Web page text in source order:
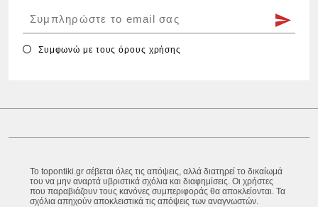
Συμφωνώ με τουςόρους χρήσης
Το topontiki.gr σέβεται όλες τις απόψεις, αλλά διατηρεί το δικαίωμά
του να μην αναρτά υβριστικά σχόλια και διαφημίσεις. Οι χρήστες
που παραβιάζουν τους κανόνες συμπεριφοράς θα αποκλείονται. Τα
σχόλια απηχούν αποκλειστικά τις απόψεις των αναγνωστών.